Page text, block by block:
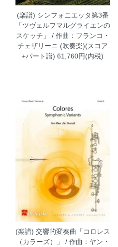
(楽譜) シンフォニエッタ第3番
「ツヴェルフマルグライエンの
スケッチ」 / 作曲：フランコ・
チェザリーニ (吹奏楽)(スコア
+パート譜)61,760円(内税)
(楽譜) 交響的変奏曲「コロレス
（カラーズ）」 / 作曲：ヤン・